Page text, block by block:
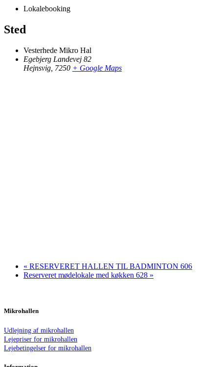
Lokalebooking
Sted
Vesterhede Mikro Hal
Egebjerg Landevej 82
Hejnsvig 7250 + Google Maps
« RESERVERET HALLEN TIL BADMINTON 606
Reserveret mødelokale med køkken 628 »
Mikrohallen
Udlejning af mikrohallen
Lejepriser for mikrohallen
Lejebetingelser for mikrohallen